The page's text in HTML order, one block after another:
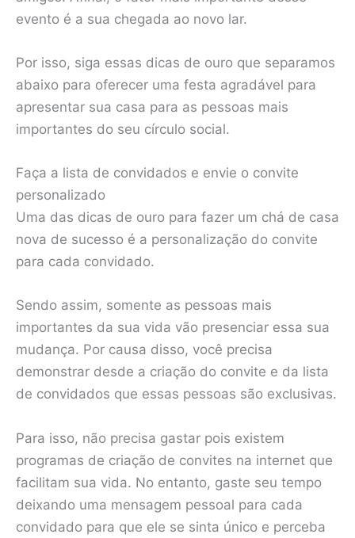
evento é a sua chegada ao novo lar.
Por isso, siga essas dicas de ouro que separamos
abaixo para oferecer uma festa agradável para
apresentar sua casa para as pessoas mais
importantes do seu círculo social.
Faça a lista de convidados e envie o convite
personalizado
Uma das dicas de ouro para fazer um chá de casa
nova de sucesso é a personalização do convite
para cada convidado.
Sendo assim, somente as pessoas mais
importantes da sua vida vão presenciar essa sua
mudança. Por causa disso, você precisa
demonstrar desde a criação do convite e da lista
de convidados que essas pessoas são exclusivas.
Para isso, não precisa gastar pois existem
programas de criação de convites na internet que
facilitam sua vida. No entanto, gaste seu tempo
deixando uma mensagem pessoal para cada
convidado para que ele se sinta único e perceba